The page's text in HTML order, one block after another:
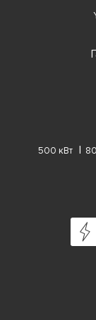
500 кВт